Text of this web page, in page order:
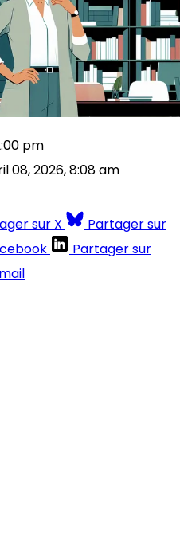
pm
08, 2026, 8:08 am
sur X
Partager sur
Partager sur